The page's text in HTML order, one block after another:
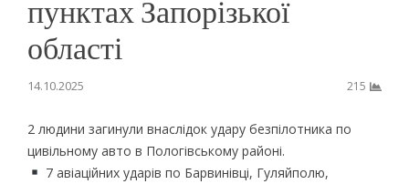
пунктах Запорізької
області
14.10.2025 215
2 людини загинули внаслідок удару безпілотника по
цивільному авто в Пологівському районі.
7 авіаційних ударів по Барвинівці, Гуляйполю,